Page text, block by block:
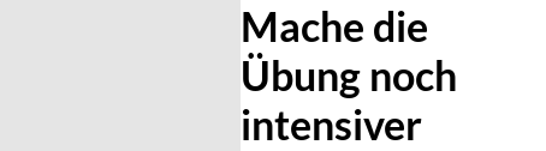
Mache die
Übung noch
intensiver